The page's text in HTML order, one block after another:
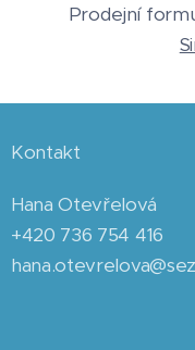
Prodejní
Kontakt
Hana Otevřelová
+420 736 754 416